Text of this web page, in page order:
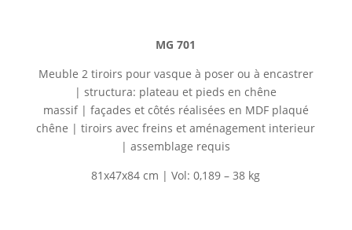
MG 701
Meuble 2 tiroirs pour vasque à poser ou à encastrer
| structura: plateau et pieds enchêne
massif | façades et côtés réalisées en MDF plaqué
chêne | tiroirs avec freins et aménagement interieur
| assemblage requis
81x47x84 cm | Vol: 0,189 – 38 kg